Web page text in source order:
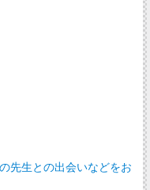
先生との出会いなどをお